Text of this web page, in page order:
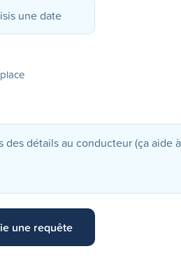
place